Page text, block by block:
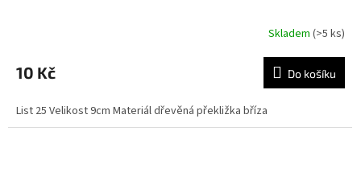
Skladem (>5 ks)
10 Kč Do košíku
List 25 Velikost 9cm Materiál dřevěná překližka bříza